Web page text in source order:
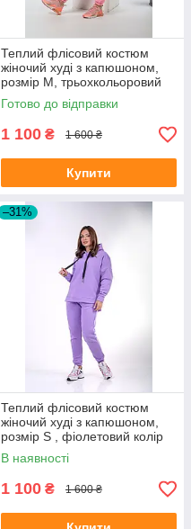
Теплий флісовий костюм
жіночий худі з капюшоном,
розмір М, трьохкольоровий
Готово до відправки
1 100 ₴ 1 600 ₴
Купити
–31%
Теплий флісовий костюм
жіночий худі з капюшоном,
розмір S , фіолетовий колір
В наявності
1 100 ₴ 1 600 ₴